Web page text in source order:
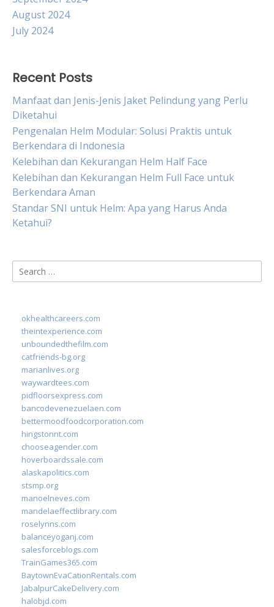
August 2024
July 2024
Recent Posts
Manfaat dan Jenis-Jenis Jaket Pelindung yang Perlu
Diketahui
Pengenalan Helm Modular: Solusi Praktis untuk
Berkendara di Indonesia
Kelebihan dan Kekurangan Helm Half Face
Kelebihan dan Kekurangan Helm Full Face untuk
Berkendara Aman
Standar SNI untuk Helm: Apa yang Harus Anda
Ketahui?
Search
for:
okhealthcareers.com
theintexperience.com
unboundedthefilm.com
catfriends-bg.org
marianlives.org
waywardtees.com
pidfloorsexpress.com
bancodevenezuelaen.com
bettermoodfoodcorporation.com
hingstonnt.com
chooseagender.com
hoverboardssale.com
alaskapolitics.com
stsmp.org
manoelneves.com
mandelaeffectlibrary.com
roselynns.com
balanceyoganj.com
salesforceblogs.com
TrainGames365.com
BaytownEvaCationRentals.com
JabalpurCakeDelivery.com
halobjd.com